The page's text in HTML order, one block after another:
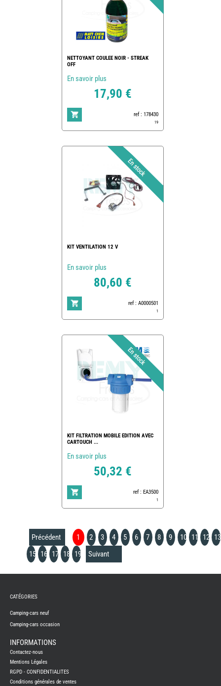
NETTOYANT COULEE NOIR - STREAK
OFF
En savoir plus
17,90 €
ref : 178430
19
KIT VENTILATION 12 V
En savoir plus
80,60 €
ref : A0000501
1
KIT FILTRATION MOBILE EDITION AVEC
CARTOUCH ...
En savoir plus
50,32 €
ref : EA3500
1
Précédent 1 2 3 4 5 6 7 8 9 10 11 12
13
15
16 17 18 19 Suivant
CAMPING-
NEUFS
CAMPING-
CAMPING-
BENIMAR
CAMPING-
CARADO
CATÉGORIES
Camping-cars neuf
Camping-cars occasion
INFORMATIONS
Contactez-nous
Mentions Légales
RGPD - CONFIDENTIALITES
Conditions générales de ventes